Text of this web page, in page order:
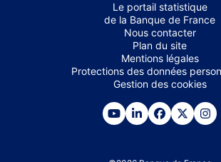
Le portail statistique
de la Banque de France
Nous contacter
Plan du site
Mentions légales
Protections des données
Gestion des cookies